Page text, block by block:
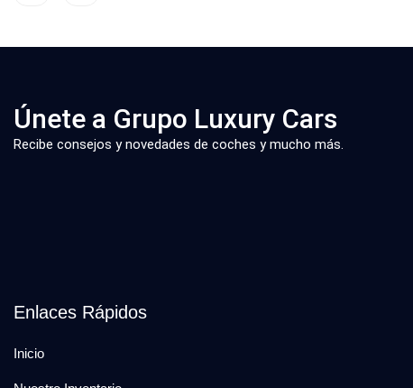
Únete a Grupo Luxury Cars
Recibe consejos y novedades de coches y mucho más.
Enlaces Rápidos
Inicio